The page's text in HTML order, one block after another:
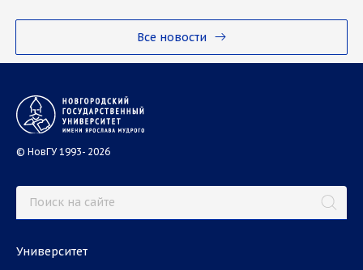
Все новости
© НовГУ 1993- 2026
Университет